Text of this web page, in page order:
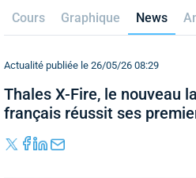
Cours Graphique News
Actualité publiée le 26/05/26 08:29
Thales X-Fire, le nouveau
français réussit ses